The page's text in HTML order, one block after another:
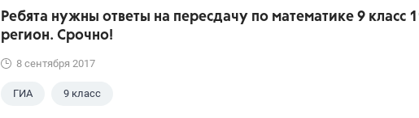
Ребята нужны ответы на пересдачу по математике 9 класс
регион. Срочно!
8 сентября 2017
ГИА 9 класс